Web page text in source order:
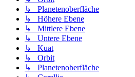
↳ Planetenoberfläche
↳ Höhere Ebene
↳ Mittlere Ebene
↳ Untere Ebene
↳ Kuat
↳ Orbit
↳ Planetenoberfläche